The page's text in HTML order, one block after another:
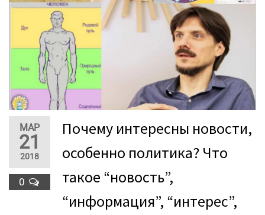
МАР
21
2018
0
Почему интересны новости,
особенно политика? Что
такое “новость”,
“информация”, “интерес”,